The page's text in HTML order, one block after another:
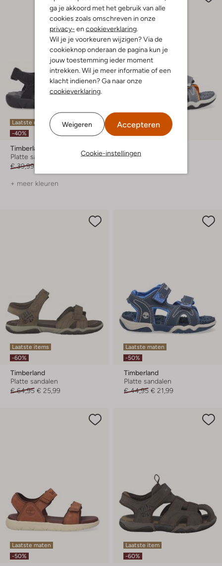
ga je akkoord met het gebruik van alle
cookies zoals omschreven in onze
privacy- en cookieverklaring.
Wil je je voorkeuren wijzigen? Via de
cookieknop onderaan de pagina kun je
jouw toestemming ieder moment
intrekken. Wil je meer informatie of een
klacht indienen? Ga naar onze
cookieverklaring.
Weigeren Accepteren
Cookie-instellingen
Laatste maten
-40%
Timberland
Platte sandalen
€ 39,99
+ meer kleuren
Laatste maten
Platte sandalen
Laatste items
-60%
Timberland
Platte sandalen
€ 64,95 € 25,99
Laatste maten
-50%
Timberland
Platte sandalen
€ 44,95 € 21,99
Laatste maten
-50%
Laatste item
-60%